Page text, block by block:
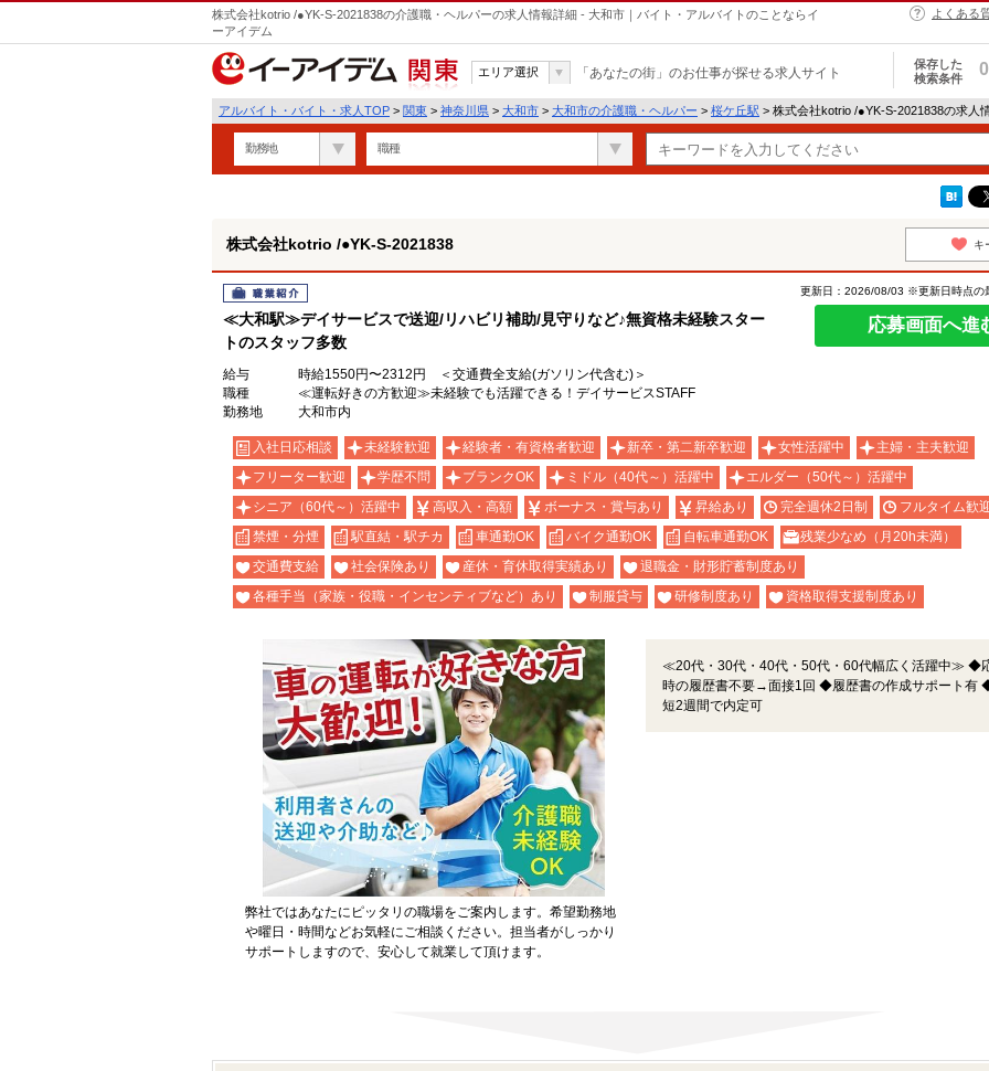
株式会社kotrio /●YK-S-2021838の介護職・ヘルパーの求人情報詳細 - 大和市｜バイト・アルバイトのことならイ
ーアイデム
よくある
関東
エリア選択 「あなたの街」のお仕事が探せる求人サイト
保存した
検索条件
0
アルバイト・バイト・求人TOP > 関東 > 神奈川県 > 大和市 > 大和市の介護職・ヘルパー > 桜ケ丘駅 > 株式会社kotrio /●YK-S-2021838の求人
勤務地 職種
株式会社kotrio /●YK-S-2021838 キ
職業紹介
≪大和駅≫デイサービスで送迎/リハビリ補助/見守りなど♪無資格未経験スター
トのスタッフ多数
更新日：2026/08/03 ※更新日時点の
応募画面へ進
給与
時給1550円〜2312円 ＜交通費全支給(ガソリン代含む)＞
職種
≪運転好きの方歓迎≫未経験でも活躍できる！デイサービスSTAFF
勤務地
大和市内
入社日応相談 未経験歓迎 経験者・有資格者歓迎 新卒・第二新卒歓迎 女性活躍中
主婦・主夫歓迎
フリーター歓迎
学歴不問 ブランクOK ミドル（40代～）活躍中
エルダー（50代～）活躍中
シニア（60代～）活躍中
高収入・高額 ボーナス・賞与あり 昇給あり 完全週休2日制
フルタイム歓
禁煙・分煙
駅直結・駅チカ 車通勤OK バイク通勤OK 自転車通勤OK
残業少なめ（月20h未満）
交通費支給
社会保険あり 産休・育休取得実績あり
退職金・財形貯蓄制度あり
各種手当（家族・役職・インセンティブなど）あり
制服貸与 研修制度あり 資格取得支援制度あり
弊社ではあなたにピッタリの職場をご案内します。希望勤務地
や曜日・時間などお気軽にご相談ください。担当者がしっかり
サポートしますので、安心して就業して頂けます。
≪20代・30代・40代・50代・60代幅広く活躍中≫ ◆
時の履歴書不要→面接1回 ◆履歴書の作成サポート有
短2週間で内定可